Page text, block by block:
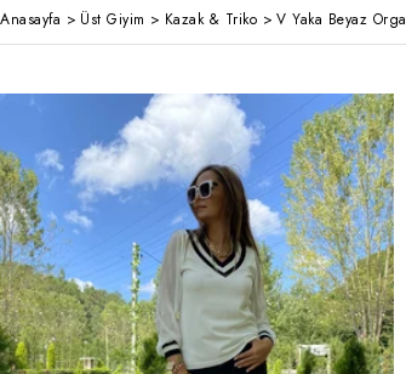
Anasayfa > Üst Giyim > Kazak & Triko > V Yaka Beyaz